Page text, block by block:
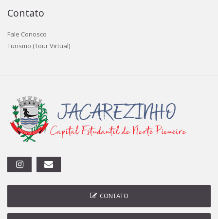
Contato
Fale Conosco
Turismo (Tour Virtual)
CONTATO